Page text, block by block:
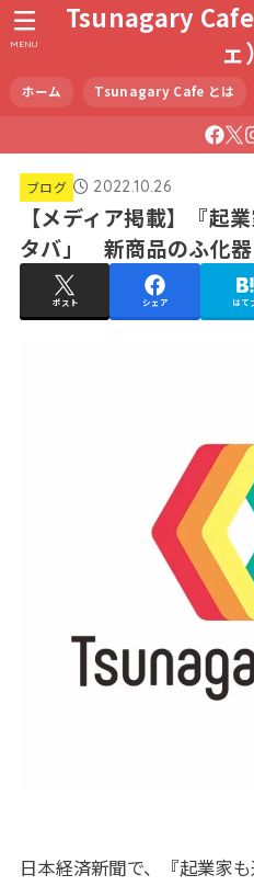
Tsunagary
ェ）
ホーム Tsunagary Cafe とは
MENU
ブログ 2022.10.26
【メディア掲載】『起
タバ」 新商品のふ化器
ポスト シェア はて
日本経済新聞で、『起業家